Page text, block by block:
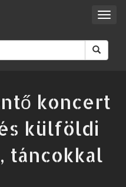
koncert
külföldi
táncokkal